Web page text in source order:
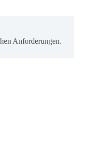
Anforderungen.